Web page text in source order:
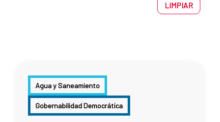
LIMPIAR
Agua y Saneamiento
Gobernabilidad Democrática